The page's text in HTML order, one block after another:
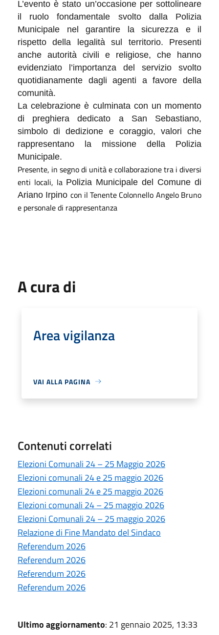
L’evento è stato un’occasione per sottolineare
il ruolo fondamentale svolto dalla Polizia
Municipale nel garantire la sicurezza e il
rispetto della legalità sul territorio. Presenti
anche autorità civili e religiose, che hanno
evidenziato l’importanza del servizio svolto
quotidianamente dagli agenti a favore della
comunità.
La celebrazione è culminata con un momento
di preghiera dedicato a San Sebastiano,
simbolo di dedizione e coraggio, valori che
rappresentano la missione della Polizia
Municipale.
Presente, in segno di unità e collaborazione tra i diversi
enti locali, la Polizia Municipale del Comune di
Ariano Irpino con il Tenente Colonnello Angelo Bruno
e personale di rappresentanza
A cura di
Area vigilanza
VAI ALLA PAGINA
Contenuti correlati
Elezioni Comunali 24 – 25 Maggio 2026
Elezioni comunali 24 e 25 maggio 2026
Elezioni comunali 24 e 25 maggio 2026
Elezioni comunali 24 – 25 maggio 2026
Elezioni Comunali 24 – 25 maggio 2026
Relazione di Fine Mandato del Sindaco
Referendum 2026
Referendum 2026
Referendum 2026
Referendum 2026
Ultimo aggiornamento: 21 gennaio 2025, 13:33